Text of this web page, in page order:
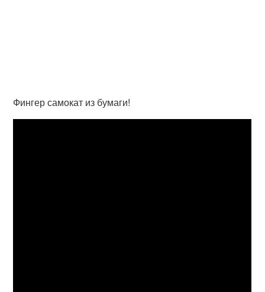
Фингер самокат из бумаги!